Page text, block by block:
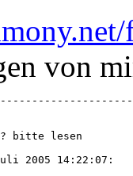
von
bitte lesen
2005 14:22:07: